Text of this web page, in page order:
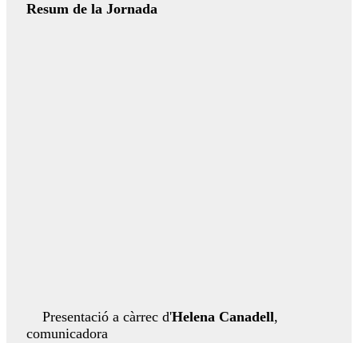
Resum de la Jornada
Presentació a càrrec d'Helena Canadell,
comunicadora